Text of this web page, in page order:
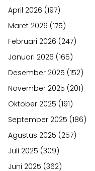
April 2026 (197)
Maret 2026 (175)
Februari 2026 (247)
Januari 2026 (165)
Desember 2025 (152)
November 2025 (201)
Oktober 2025 (191)
September 2025 (186)
Agustus 2025 (257)
Juli 2025 (309)
Juni 2025 (362)